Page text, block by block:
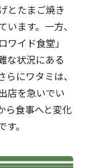
とたまご焼き
ます。一方、
ワイド食堂」
な状況にある
にワタミは、
店を急いでい
ら食事へと変化
。